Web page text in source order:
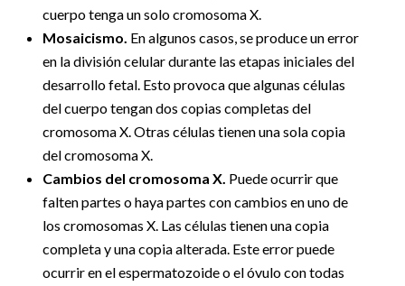
cuerpo tenga un solo cromosoma X.
Mosaicismo. En algunos casos, se produce un error
en la división celular durante las etapas iniciales del
desarrollo fetal. Esto provoca que algunas células
del cuerpo tengan dos copias completas del
cromosoma X. Otras células tienen una sola copia
del cromosoma X.
Cambios del cromosoma X. Puede ocurrir que
falten partes o haya partes con cambios en uno de
los cromosomas X. Las células tienen una copia
completa y una copia alterada. Este error puede
ocurrir en el espermatozoide o el óvulo con todas